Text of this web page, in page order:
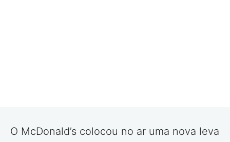
O McDonald’s colocou no ar uma nova leva